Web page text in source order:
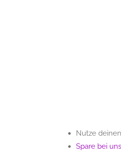
Nutze
Spare bei